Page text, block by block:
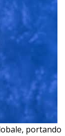
portando